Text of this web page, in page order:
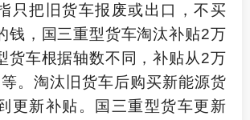
只把旧货车报废或出口，不买
钱，国三重型货车淘汰补贴2万
货车根据轴数不同，补贴从2万
。淘汰旧货车后购买新能源货
更新补贴。国三重型货车更新